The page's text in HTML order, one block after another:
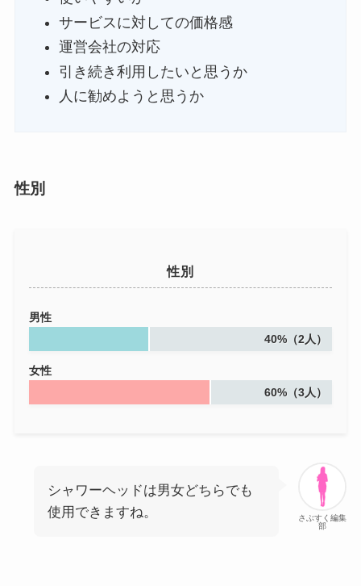
サービスに対しての価格感
運営会社の対応
引き続き利用したいと思うか
人に勧めようと思うか
性別
性別
男性
40%（2人）
女性
60%（3人）
さぶすく編集
部
シャワーヘッドは男女どちらでも
使用できますね。